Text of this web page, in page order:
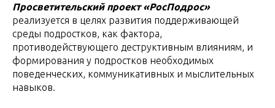
Просветительский проект «РосПодрос»
реализуется в целях развития поддерживающей
среды подростков, как фактора,
противодействующего деструктивным влияниям, и
формирования у подростков необходимых
поведенческих, коммуникативных и мыслительных
навыков.